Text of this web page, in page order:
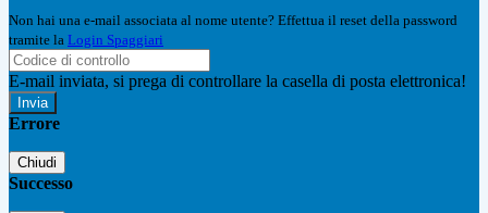
Non hai una e-mail associata al nome utente? Effettua il reset della password
tramite la Login Spaggiari
E-mail inviata, si prega di controllare la casella di posta elettronica!
Errore
Chiudi
Successo